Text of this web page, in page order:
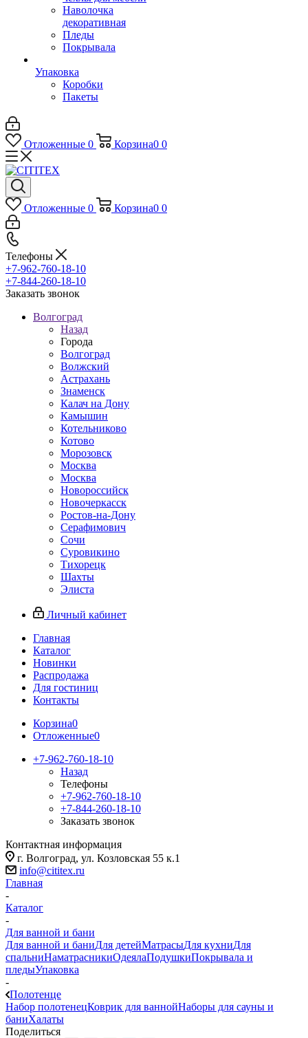
Наволочка
декоративная
Пледы
Покрывала
Упаковка
Коробки
Пакеты
Отложенные 0 Корзина0 0
Отложенные 0 Корзина0 0
Телефоны
+7-962-760-18-10
+7-844-260-18-10
Заказать звонок
Волгоград
Назад
Города
Волгоград
Волжский
Астрахань
Знаменск
Калач на Дону
Камышин
Котельниково
Котово
Морозовск
Москва
Москва
Новороссийск
Новочеркасск
Ростов-на-Дону
Серафимович
Сочи
Суровикино
Тихорецк
Шахты
Элиста
Личный кабинет
Главная
Каталог
Новинки
Распродажа
Для гостиниц
Контакты
Корзина0
Отложенные0
+7-962-760-18-10
Назад
Телефоны
+7-962-760-18-10
+7-844-260-18-10
Заказать звонок
Контактная информация
г. Волгоград, ул. Козловская 55 к.1
info@cititex.ru
Главная
-
Каталог
-
Для ванной и бани
Для ванной и баниДля детейМатрасыДля кухниДля
спальниНаматрасникиОдеялаПодушкиПокрывала и
пледыУпаковка
-
Полотенце
Набор полотенецКоврик для ваннойНаборы для сауны и
баниХалаты
Поделиться